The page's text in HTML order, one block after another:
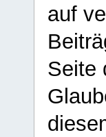
auf
Seite